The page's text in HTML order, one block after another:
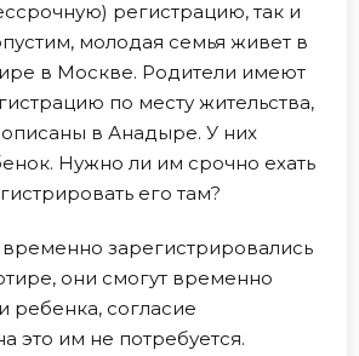
регистрацию, так и
молодая семья живет в
в Москве. Родители имеют
по месту жительства,
в Анадыре. У них
Нужно ли им срочно ехать
его там?
зарегистрировались
они смогут временно
ребенка, согласие
это им не потребуется.